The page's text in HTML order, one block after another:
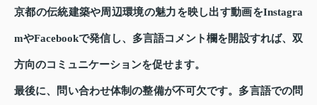
京都の伝統建築や周辺環境の魅力を映し出す動画をInstagra
mやFacebookで発信し、多言語コメント欄を開設すれば、双
方向のコミュニケーションを促せます。
最後に、問い合わせ体制の整備が不可欠です。多言語での問